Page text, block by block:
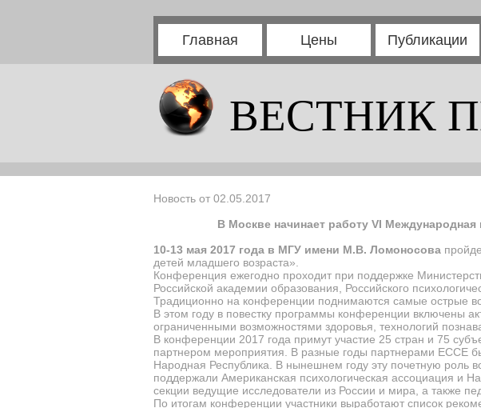
Главная Цены Публикации
ВЕСТНИК
Новость от 02.05.2017
В Москве начинает работу VI
10-13 мая 2017 года в МГУ имени М.В. Ломоносова
детей младшего возраста».
Конференция ежегодно проходит при поддержке
Российской академии образования, Российского
Традиционно на конференции поднимаются самые острые
В этом году в повестку программы конференции включены
ограниченными возможностями здоровья, технологий
В конференции 2017 года примут участие 25 стран и 75
партнером мероприятия. В разные годы партнерами ЕССЕ
Народная Республика. В нынешнем году эту почетную
поддержали Американская психологическая ассоциация и
секции ведущие исследователи из России и мира, а также
По итогам конференции участники выработают список